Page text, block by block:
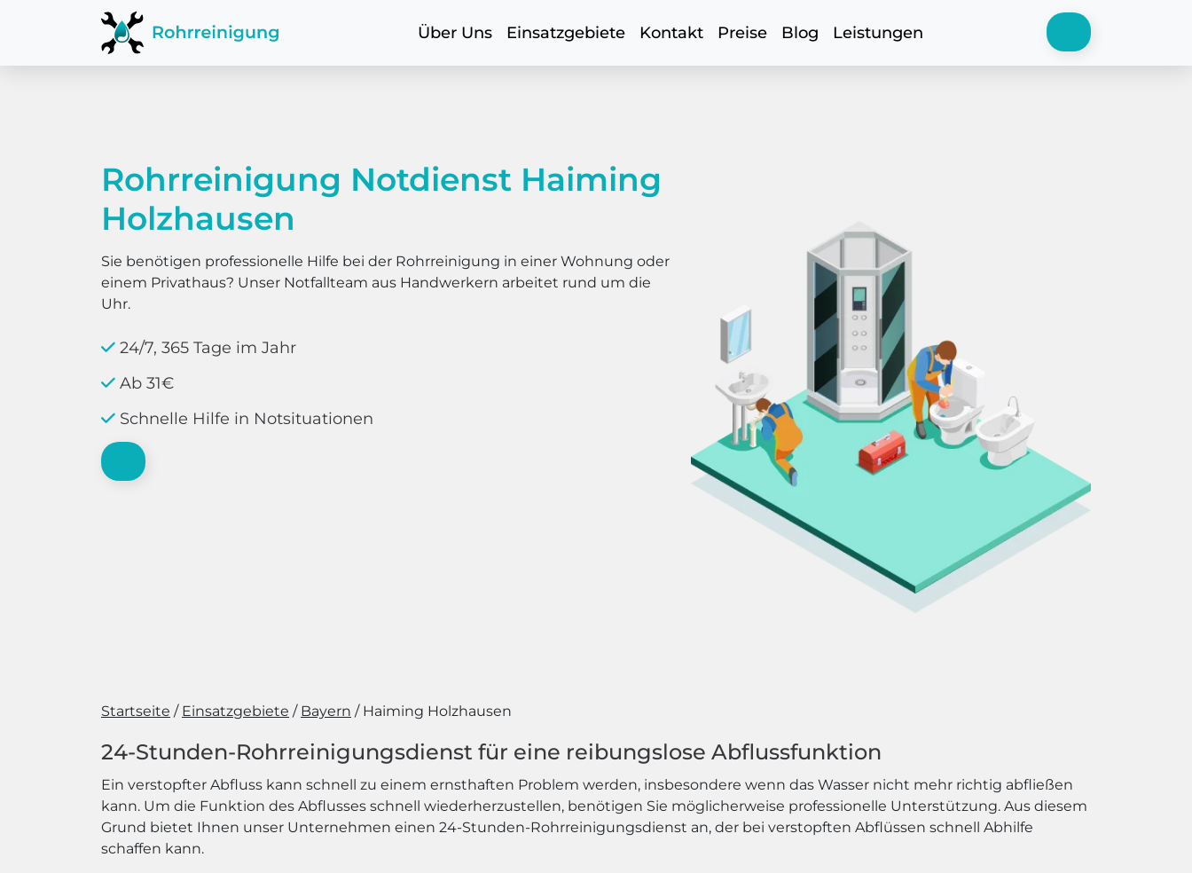
Über Uns Einsatzgebiete Kontakt Preise Blog Leistungen
Rohrreinigung Notdienst Haiming
Holzhausen
Sie benötigen professionelle Hilfe bei der Rohrreinigung in einer Wohnung oder
einem Privathaus? Unser Notfallteam aus Handwerkern arbeitet rund um die
Uhr.
24/7, 365 Tage im Jahr
Ab 31€
Schnelle Hilfe in Notsituationen
Startseite Einsatzgebiete Bayern Haiming Holzhausen
24-Stunden-Rohrreinigungsdienst für eine reibungslose Abflussfunktion
Ein verstopfter Abfluss kann schnell zu einem ernsthaften Problem werden, insbesondere wenn das Wasser nicht mehr richtig abfließen
kann. Um die Funktion des Abflusses schnell wiederherzustellen, benötigen Sie möglicherweise professionelle Unterstützung. Aus diesem
Grund bietet Ihnen unser Unternehmen einen 24-Stunden-Rohrreinigungsdienst an, der bei verstopften Abflüssen schnell Abhilfe
schaffen kann.